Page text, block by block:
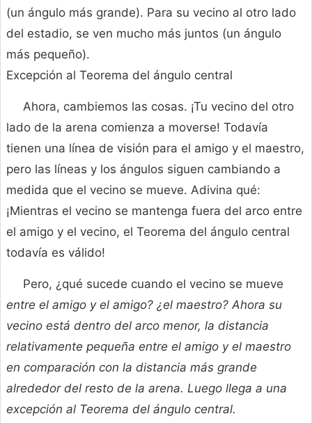
(un ángulo más grande). Para su vecino al otro lado
del estadio, se ven mucho más juntos (un ángulo
más pequeño).
Excepción al Teorema del ángulo central
Ahora, cambiemos las cosas. ¡Tu vecino del otro
lado de la arena comienza a moverse! Todavía
tienen una línea de visión para el amigo y el maestro,
pero las líneas y los ángulos siguen cambiando a
medida que el vecino se mueve. Adivina qué:
¡Mientras el vecino se mantenga fuera del arco entre
el amigo y el vecino, el Teorema del ángulo central
todavía es válido!
Pero, ¿qué sucede cuando el vecino se mueve
entre el amigo y el amigo? ¿el maestro? Ahora su
vecino está dentro del arco menor, la distancia
relativamente pequeña entre el amigo y el maestro
en comparación con la distancia más grande
alrededor del resto de la arena. Luego llega a una
excepción al Teorema del ángulo central.